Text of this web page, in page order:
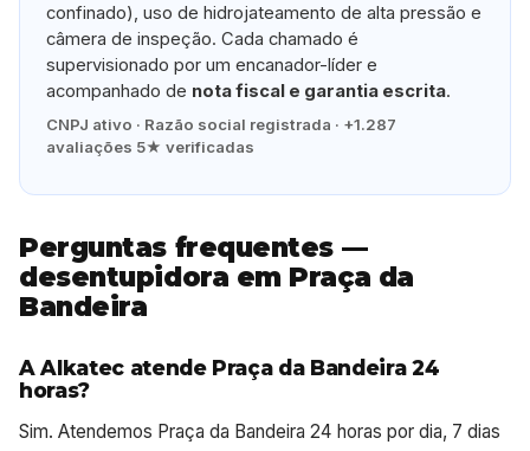
confinado), uso de hidrojateamento de alta pressão e
câmera de inspeção. Cada chamado é
supervisionado por um encanador-líder e
acompanhado de nota fiscal e garantia escrita.
CNPJ ativo · Razão social registrada · +1.287
avaliações 5★ verificadas
Perguntas frequentes —
desentupidora em Praça da
Bandeira
A Alkatec atende Praça da Bandeira 24
horas?
Sim. Atendemos Praça da Bandeira 24 horas por dia, 7 dias